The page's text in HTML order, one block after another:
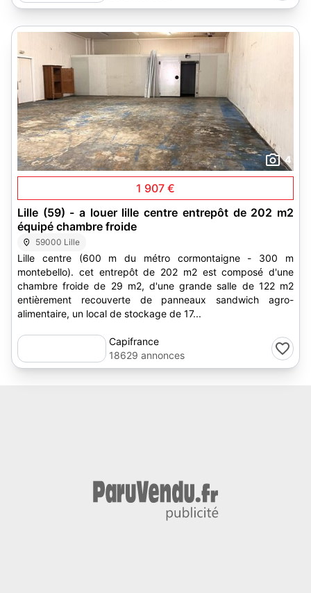
4
1 907 €
Lille (59) - a louer lille centre entrepôt de 202 m2
équipé chambre froide
59000 Lille
Lille centre (600 m du métro cormontaigne - 300 m
montebello). cet entrepôt de 202 m2 est composé d'une
chambre froide de 29 m2, d'une grande salle de 122 m2
entièrement recouverte de panneaux sandwich agro-
alimentaire, un local de stockage de 17...
Capifrance
18629 annonces